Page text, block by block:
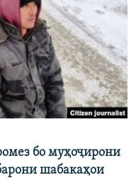
бо муҳоҷирони
шабакаҳои